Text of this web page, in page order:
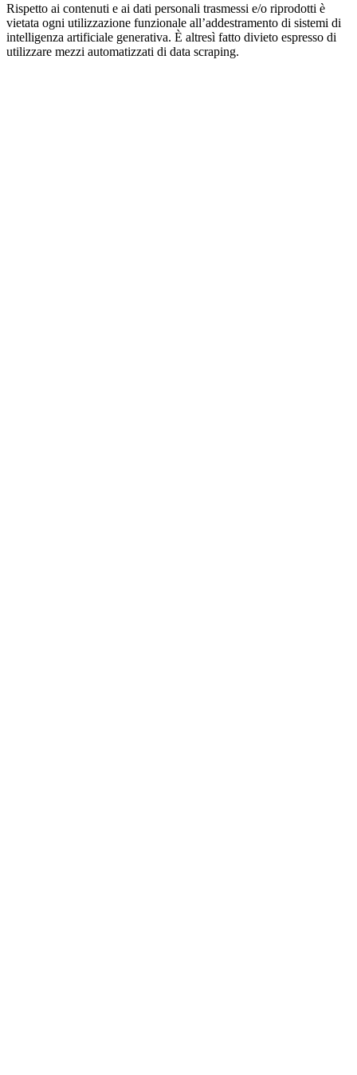
Rispetto ai contenuti e ai dati personali trasmessi e/o riprodotti è
vietata ogni utilizzazione funzionale all’addestramento di sistemi di
intelligenza artificiale generativa. È altresì fatto divieto espresso di
utilizzare mezzi automatizzati di data scraping.